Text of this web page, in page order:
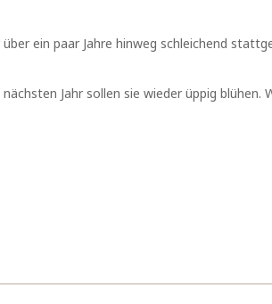
ein paar Jahre hinweg schleichend
Jahr sollen sie wieder üppig